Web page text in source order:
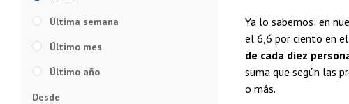
Ya lo sabemos: en
el 6,6 por ciento en
de cada diez
suma que según las
o más.
Última semana
Último mes
Último año
Desde